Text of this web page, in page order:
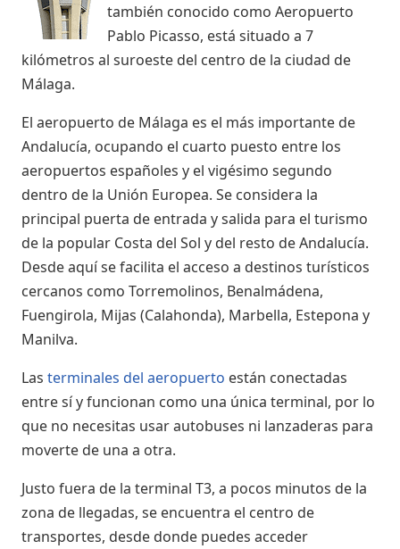
también conocido como Aeropuerto
Pablo Picasso, está situado a 7
kilómetros al suroeste del centro de la ciudad de
Málaga.
El aeropuerto de Málaga es el más importante de
Andalucía, ocupando el cuarto puesto entre los
aeropuertos españoles y el vigésimo segundo
dentro de la Unión Europea. Se considera la
principal puerta de entrada y salida para el turismo
de la popular Costa del Sol y del resto de Andalucía.
Desde aquí se facilita el acceso a destinos turísticos
cercanos como Torremolinos, Benalmádena,
Fuengirola, Mijas (Calahonda), Marbella, Estepona y
Manilva.
Las terminales del aeropuerto están conectadas
entre sí y funcionan como una única terminal, por lo
que no necesitas usar autobuses ni lanzaderas para
moverte de una a otra.
Justo fuera de la terminal T3, a pocos minutos de la
zona de llegadas, se encuentra el centro de
transportes, desde donde puedes acceder